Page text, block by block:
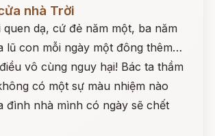
nhà Trời
quen dạ, cứ đẻ năm một, ba năm
lũ con mỗi ngày một đông thêm…
vô cùng nguy hại! Bác ta thầm
có một sự màu nhiệm nào
đình nhà mình có ngày sẽ chết